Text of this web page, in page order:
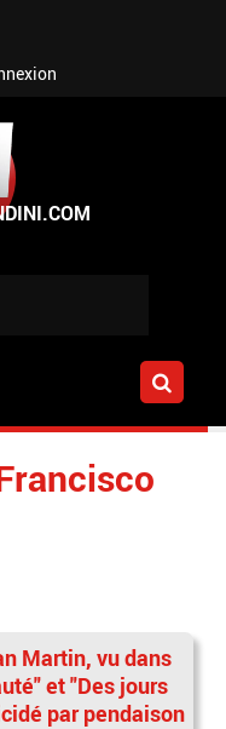
Martin, vu dans
et "Des jours
par pendaison